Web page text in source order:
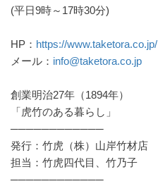
(平日9時～17時30分)
HP： https://www.taketora.co.jp/
メール： info@taketora.co.jp
創業明治27年（1894年）
「虎竹のある暮らし」
────────────
発行：竹虎（株）山岸竹材店
担当：竹虎四代目、竹乃子
────────────